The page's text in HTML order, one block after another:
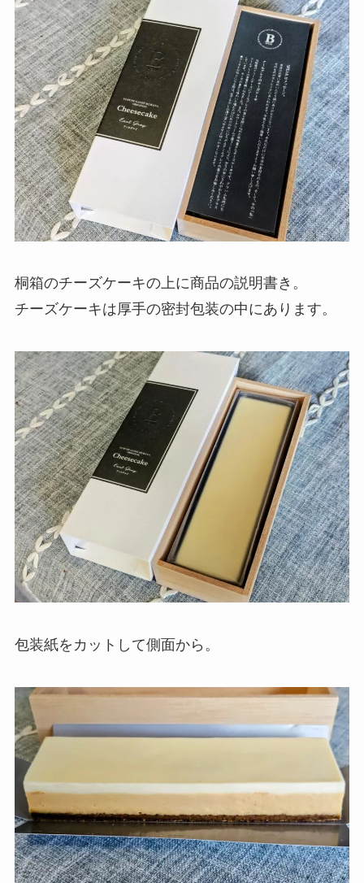
桐箱のチーズケーキの上に商品の説明書き。
チーズケーキは厚手の密封包装の中にあります。
包装紙をカットして側面から。